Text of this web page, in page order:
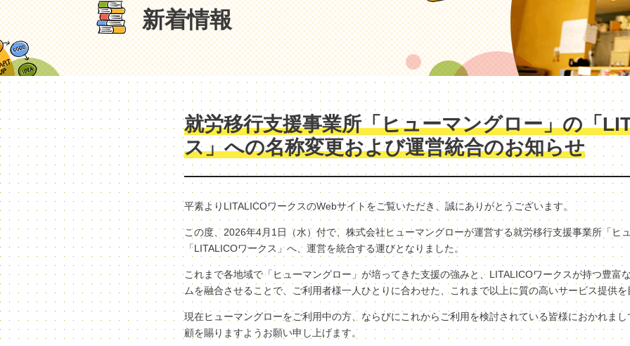
新着情報
就労移行支援事業所「ヒューマングロー」の「
ス」への名称変更および運営統合のお知らせ
平素よりLITALICOワークスのWebサイトをご覧いただき、誠にありがとうございます。
この度、2026年4月1日（水）付で、株式会社ヒューマングローが運営する就労移行支援事業所「ヒ
「LITALICOワークス」へ、運営を統合する運びとなりました。
これまで各地域で「ヒューマングロー」が培ってきた支援の強みと、LITALICOワークスが持つ豊富
ムを融合させることで、ご利用者様一人ひとりに合わせた、これまで以上に質の高いサービス提供
現在ヒューマングローをご利用中の方、ならびにこれからご利用を検討されている皆様におかれま
顧を賜りますようお願い申し上げます。